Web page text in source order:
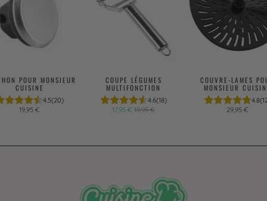
POUR MONSIEUR
CUISINE
4.5(20)
19,95 €
COUPE LÉGUMES
MULTIFONCTION
4.6(18)
17,95 €19,95 €
COUVRE-LAMES
MONSIEUR
4.8
29,95 €